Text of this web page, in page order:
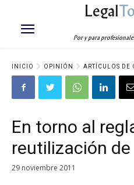
Legal
Por y para
INICIO OPINIÓN ARTÍCULOS DE
En torno al
reutilización
29 noviembre 2011